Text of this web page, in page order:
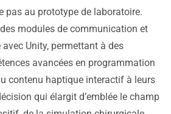
pas au prototype de laboratoire.
des modules de communication et
Unity, permettant à des
avancées en programmation
contenu haptique interactif à leurs
qui élargit d’emblée le champ